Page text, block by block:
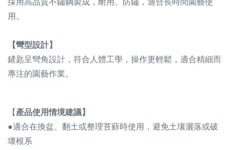
用。
【彎型設計】
鏟匙呈彎角設計，符合人體工學，操作更輕鬆，適合精細而
專注的園藝作業。
【 產品使用情境建議】
●適合在換盆、翻土或整理苔蘚時使用，避免土壤灑落或破
壞根系